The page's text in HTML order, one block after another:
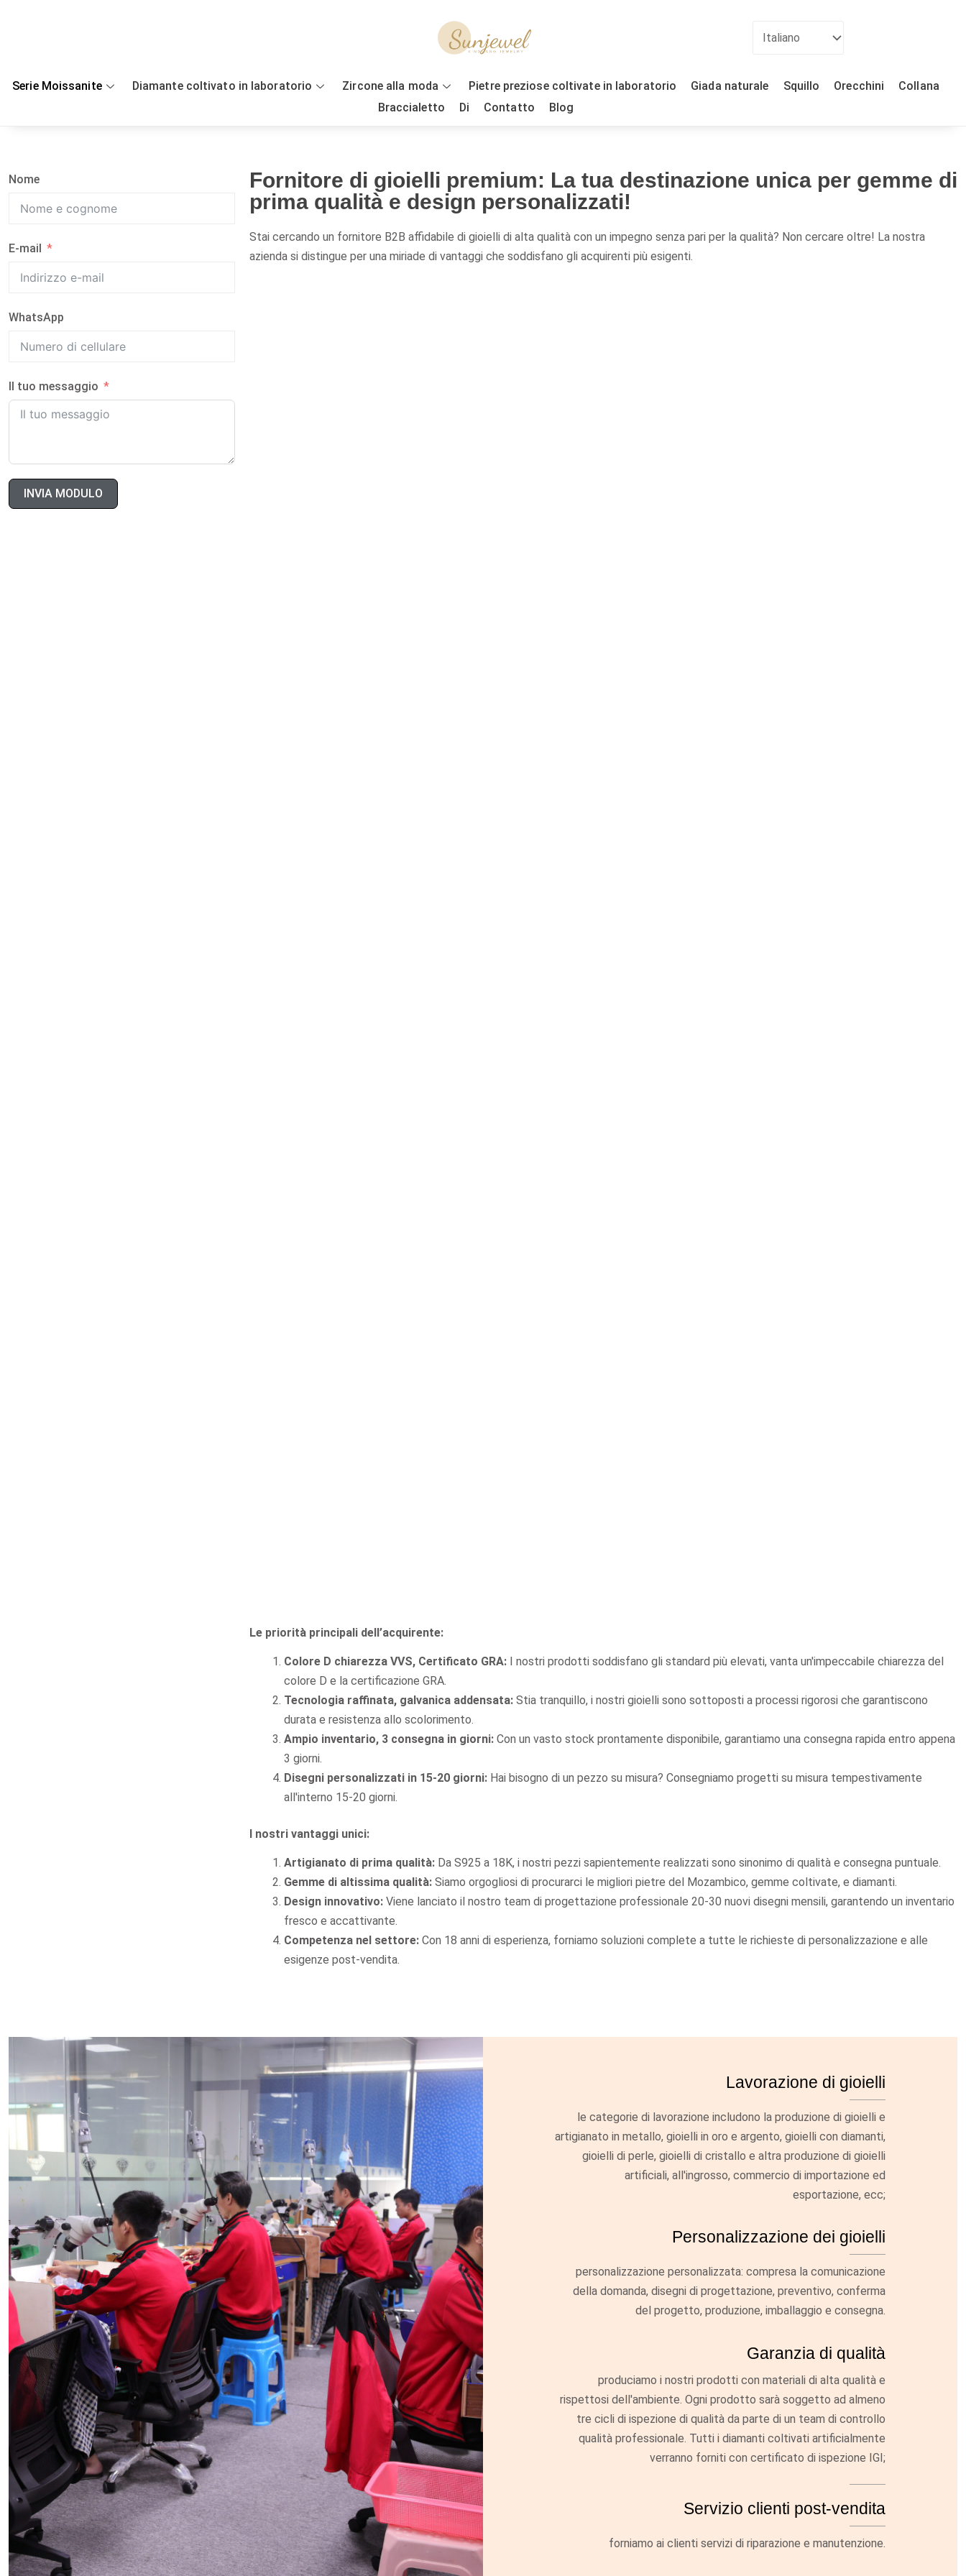
Serie Moissanite Diamante coltivato in laboratorio Zircone alla moda Pietre preziose coltivate in laboratorio Giada naturale Squillo Orecchini
Collana
Braccialetto
Di Contatto Blog
Nome
E-mail
WhatsApp
Il tuo messaggio
INVIA MODULO
Fornitore di gioielli premium: La tua destinazione unica per gemme di
prima qualità e design personalizzati!
Stai cercando un fornitore B2B affidabile di gioielli di alta qualità con un impegno senza pari per la qualità? Non cercare oltre! La nostra
azienda si distingue per una miriade di vantaggi che soddisfano gli acquirenti più esigenti.
Le priorità principali dell’acquirente:
Colore D chiarezza VVS, Certificato GRA: I nostri prodotti soddisfano gli standard più elevati, vanta un'impeccabile chiarezza del
colore D e la certificazione GRA.
Tecnologia raffinata, galvanica addensata: Stia tranquillo, i nostri gioielli sono sottoposti a processi rigorosi che garantiscono
durata e resistenza allo scolorimento.
Ampio inventario, 3 consegna in giorni: Con un vasto stock prontamente disponibile, garantiamo una consegna rapida entro appena
3 giorni.
Disegni personalizzati in 15-20 giorni: Hai bisogno di un pezzo su misura? Consegniamo progetti su misura tempestivamente
all'interno 15-20 giorni.
I nostri vantaggi unici:
Artigianato di prima qualità: Da S925 a 18K, i nostri pezzi sapientemente realizzati sono sinonimo di qualità e consegna puntuale.
Gemme di altissima qualità: Siamo orgogliosi di procurarci le migliori pietre del Mozambico, gemme coltivate, e diamanti.
Design innovativo: Viene lanciato il nostro team di progettazione professionale 20-30 nuovi disegni mensili, garantendo un inventario
fresco e accattivante.
Competenza nel settore: Con 18 anni di esperienza, forniamo soluzioni complete a tutte le richieste di personalizzazione e alle
esigenze post-vendita.
Lavorazione di gioielli
le categorie di lavorazione includono la produzione di gioielli e
artigianato in metallo, gioielli in oro e argento, gioielli con diamanti,
gioielli di perle, gioielli di cristallo e altra produzione di gioielli
artificiali, all'ingrosso, commercio di importazione ed
esportazione, ecc;
Personalizzazione dei gioielli
personalizzazione personalizzata: compresa la comunicazione
della domanda, disegni di progettazione, preventivo, conferma
del progetto, produzione, imballaggio e consegna.
Garanzia di qualità
produciamo i nostri prodotti con materiali di alta qualità e
rispettosi dell'ambiente. Ogni prodotto sarà soggetto ad almeno
tre cicli di ispezione di qualità da parte di un team di controllo
qualità professionale. Tutti i diamanti coltivati ​​artificialmente
verranno forniti con certificato di ispezione IGI;
Servizio clienti post-vendita
forniamo ai clienti servizi di riparazione e manutenzione.